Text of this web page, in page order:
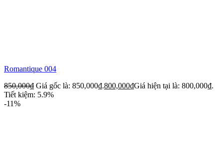
Romantique 004
850,000₫ Giá gốc là: 850,000₫.800,000₫Giá hiện tại là: 800,000₫.
Tiết kiệm: 5.9%
-11%